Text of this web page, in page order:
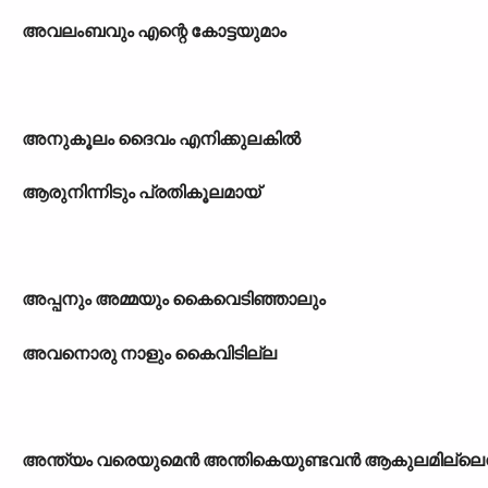
അവലംബവും എന്റെ കോട്ടയുമാം
അനുകൂലം ദൈവം എനിക്കുലകിൽ
ആരുനിന്നിടും പ്രതികൂലമായ്
അപ്പനും അമ്മയും കൈവെടിഞ്ഞാലും
അവനൊരു നാളും കൈവിടില്ല
അന്ത്യം വരെയുമെൻ അന്തികെയുണ്ടവൻ